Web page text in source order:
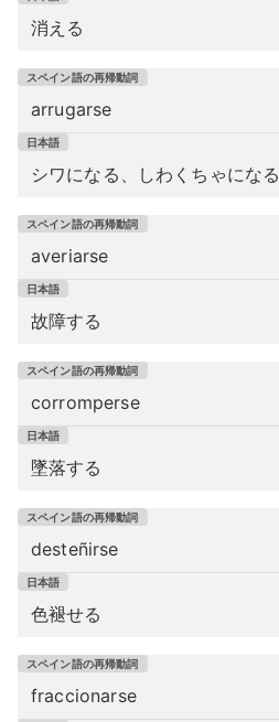
消える
arrugarse
シワになる、しわくちゃになる
averiarse
故障する
corromperse
墜落する
desteñirse
色褪せる
fraccionarse